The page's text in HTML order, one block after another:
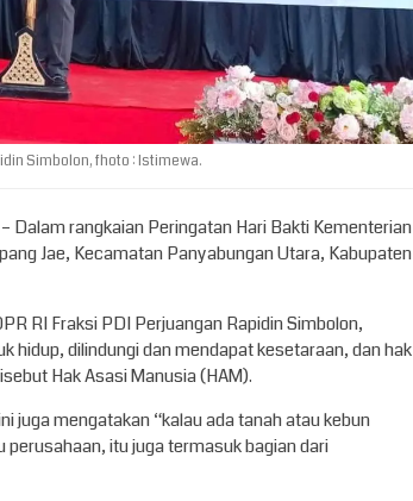
Simbolon, fhoto : Istimewa.
– Dalam rangkaian Peringatan Hari Bakti Kementerian
Jae, Kecamatan Panyabungan Utara, Kabupaten
RI Fraksi PDI Perjuangan Rapidin Simbolon,
hidup, dilindungi dan mendapat kesetaraan, dan hak
Hak Asasi Manusia (HAM).
juga mengatakan “kalau ada tanah atau kebun
itu juga termasuk bagian dari